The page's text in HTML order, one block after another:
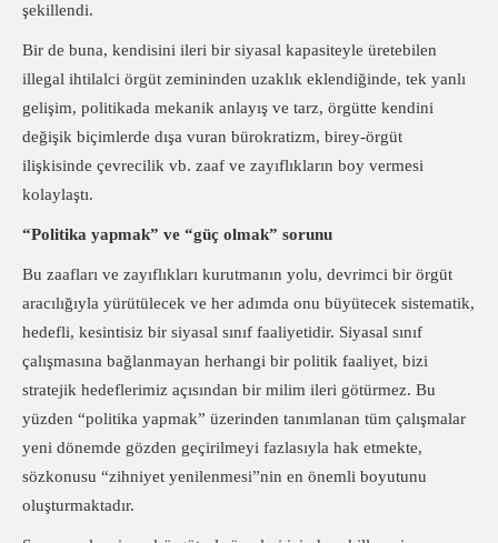
şekillendi.
Bir de buna, kendisini ileri bir siyasal kapasiteyle üretebilen
illegal ihtilalci örgüt zemininden uzaklık eklendiğinde, tek yanlı
gelişim, politikada mekanik anlayış ve tarz, örgütte kendini
değişik biçimlerde dışa vuran bürokratizm, birey-örgüt
ilişkisinde çevrecilik vb. zaaf ve zayıflıkların boy vermesi
kolaylaştı.
“Politika yapmak” ve “güç olmak” sorunu
Bu zaafları ve zayıflıkları kurutmanın yolu, devrimci bir örgüt
aracılığıyla yürütülecek ve her adımda onu büyütecek sistematik,
hedefli, kesintisiz bir siyasal sınıf faaliyetidir. Siyasal sınıf
çalışmasına bağlanmayan herhangi bir politik faaliyet, bizi
stratejik hedeflerimiz açısından bir milim ileri götürmez. Bu
yüzden “politika yapmak” üzerinden tanımlanan tüm çalışmalar
yeni dönemde gözden geçirilmeyi fazlasıyla hak etmekte,
sözkonusu “zihniyet yenilenmesi”nin en önemli boyutunu
oluşturmaktadır.